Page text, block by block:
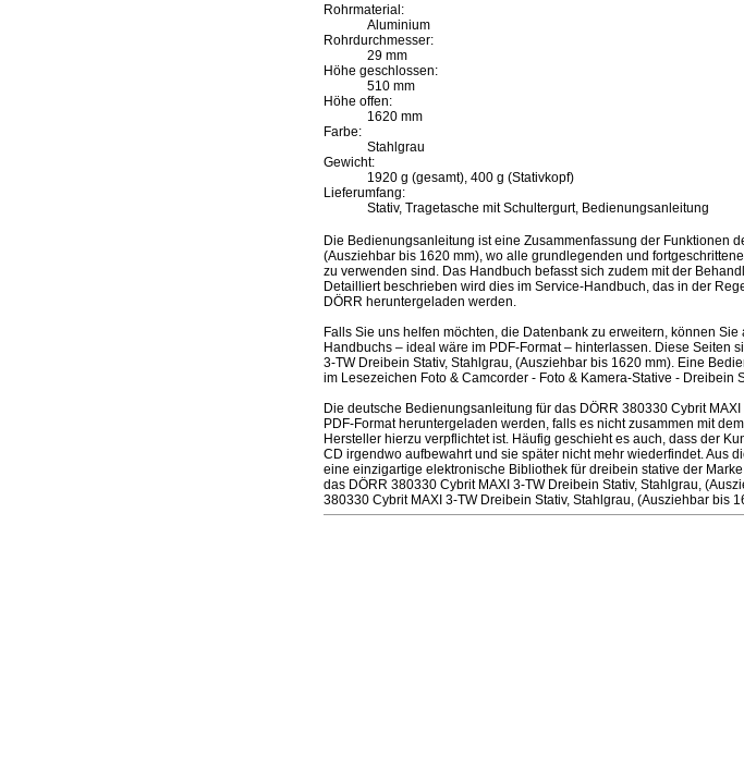
Rohrmaterial:
Aluminium
Rohrdurchmesser:
29 mm
Höhe geschlossen:
510 mm
Höhe offen:
1620 mm
Farbe:
Stahlgrau
Gewicht:
1920 g (gesamt), 400 g (Stativkopf)
Lieferumfang:
Stativ, Tragetasche mit Schultergurt, Bedienungsanleitung
Die Bedienungsanleitung ist eine Zusammenfassung der Funktionen
(Ausziehbar bis 1620 mm), wo alle grundlegenden und
zu verwenden sind. Das Handbuch befasst sich zudem mit der
Detailliert beschrieben wird dies im Service-Handbuch, das in der
DÖRR heruntergeladen werden.
Falls Sie uns helfen möchten, die Datenbank zu erweitern, können
Handbuchs – ideal wäre im PDF-Format – hinterlassen. Diese Seiten
3-TW Dreibein Stativ, Stahlgrau, (Ausziehbar bis 1620 mm). Eine
im Lesezeichen Foto & Camcorder - Foto & Kamera-Stative - Dreibein
Die deutsche Bedienungsanleitung für das DÖRR 380330 Cybrit
PDF-Format heruntergeladen werden, falls es nicht zusammen mit
Hersteller hierzu verpflichtet ist. Häufig geschieht es auch, dass der
CD irgendwo aufbewahrt und sie später nicht mehr wiederfindet. Aus
eine einzigartige elektronische Bibliothek für dreibein stative der
das DÖRR 380330 Cybrit MAXI 3-TW Dreibein Stativ, Stahlgrau,
380330 Cybrit MAXI 3-TW Dreibein Stativ, Stahlgrau, (Ausziehbar bis